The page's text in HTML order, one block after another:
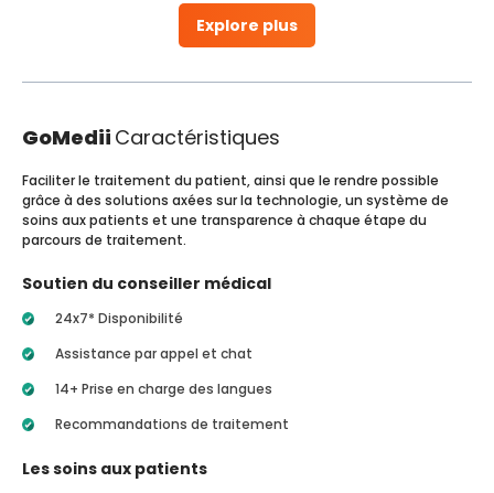
Explore plus
GoMedii Caractéristiques
Faciliter le traitement du patient, ainsi que le rendre possible
grâce à des solutions axées sur la technologie, un système de
soins aux patients et une transparence à chaque étape du
parcours de traitement.
Soutien du conseiller médical
24x7* Disponibilité
Assistance par appel et chat
14+ Prise en charge des langues
Recommandations de traitement
Les soins aux patients